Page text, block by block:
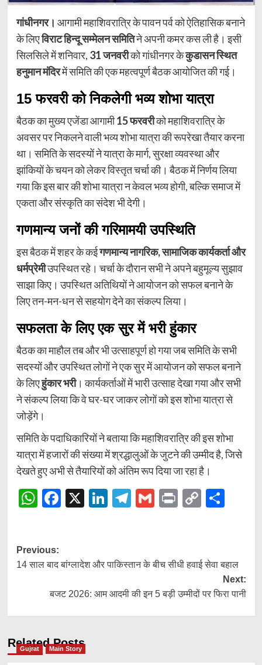
गांधीनगर। आगामी महाशिवरात्रि के पावन पर्व को ऐतिहासिक बनाने
के लिएविराट हिन्दू सम्मेलन समितिने अपनी कमर कस ली है। इसी
सिलसिले में शनिवार, 31 जनवरीको गांधीनगर केकुडासन स्थित
हनुमान मंदिरमें समिति की एक महत्वपूर्ण बैठक आयोजित की गई।
15 फरवरी को निकलेगी भव्य शोभा यात्रा
बैठक का मुख्य एजेंडा आगामी15 फरवरीको महाशिवरात्रि के
अवसर पर निकलने वाली भव्य शोभा यात्रा की रूपरेखा तैयार करना
था। समिति के सदस्यों ने यात्रा के मार्ग, सुरक्षा व्यवस्था और
झांकियों के चयन को लेकर विस्तृत चर्चा की। बैठक में निर्णय लिया
गया कि इस बार की शोभा यात्रा न केवल भव्य होगी, बल्कि समाज में
एकता और संस्कृति का संदेश भी देगी।
गणमान्य जनों की गरिमामयी उपस्थिति
इस बैठक में शहर के कईगणमान्य नागरिक, सामाजिक कार्यकर्ता और
धर्मप्रेमीउपस्थित रहे। चर्चा के दौरान सभी ने अपने बहुमूल्य सुझाव
साझा किए। उपस्थित अतिथियों ने आयोजन को सफल बनाने के
लिए तन-मन-धन से सहयोग देने का संकल्प लिया।
सफलता के लिए एक सुर में भरी हुंकार
बैठक का माहौल तब और भी उत्साहपूर्ण हो गया जब समिति के सभी
सदस्यों और उपस्थित लोगों ने एक सुर में आयोजन को सफल बनाने
के लिएहुंकार भरी। कार्यकर्ताओं में भारी उत्साह देखा गया और सभी
ने संकल्प लिया कि वे घर-घर जाकर लोगों को इस शोभा यात्रा से
जोड़ेंगे।
समिति के पदाधिकारियों ने बताया कि महाशिवरात्रि की इस शोभा
यात्रा में हजारों की संख्या में श्रद्धालुओं के जुटने की उम्मीद है, जिसे
देखते हुए अभी से तैयारियों को अंतिम रूप दिया जा रहा है।
WhatsApp
Facebook
X LinkedIn
Telegram
Gmail
Print
Copy
Post
navigation
Previous:
14 साल बाद बांग्लादेश और पाकिस्तान के बीच सीधी हवाई सेवा बहाल
Next:
बजट 2026: आम आदमी की इन 5 बड़ी उम्मीदों पर फिरा पानी
Related Posts
Gujrat Main Story